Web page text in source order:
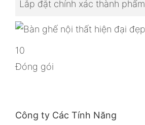
Lắp đặt chính xác thành phẩm
10
Đóng gói
Công ty Các Tính Năng